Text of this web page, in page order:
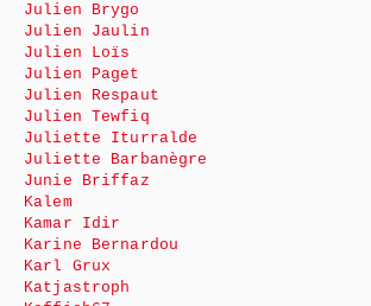
Julien Brygo
Julien Jaulin
Julien Loïs
Julien Paget
Julien Respaut
Julien Tewfiq
Juliette Iturralde
Juliette Barbanègre
Junie Briffaz
Kalem
Kamar Idir
Karine Bernardou
Karl Grux
Katjastroph